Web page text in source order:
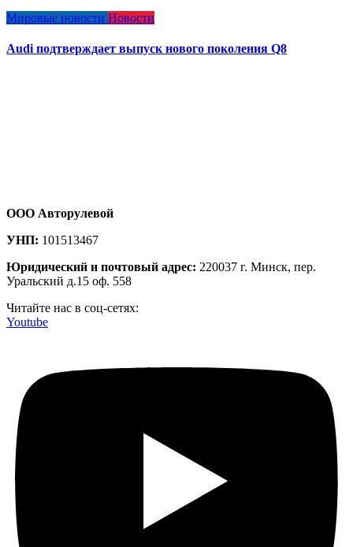
Мировые новости Новости
Audi подтверждает выпуск нового поколения Q8
ООО Авторулевой
УНП: 101513467
Юридический и почтовый адрес: 220037 г. Минск, пер.
Уральский д.15 оф. 558
Читайте нас в соц-сетях:
Youtube